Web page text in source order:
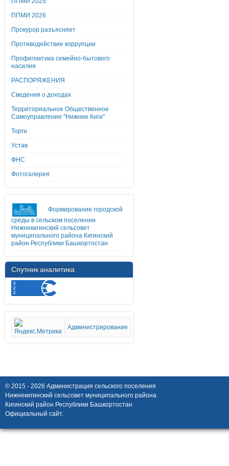
ППМИ 2026
Прокурор разъясняет
Противодействие коррупции
Профилактика семейно-бытового
насилия
РАСПОРЯЖЕНИЯ
Сведения о доходах
Территориальное Общественное
Самоуправление "Нижние Киги"
Торги
Устав
ФНС
Фотогалерея
Формирование городской
среды в сельском поселении
Нижнекигинский сельсовет
муниципального района Кигинский
район Республики Башкортостан
Спутник аналитика
Администрирование
© 2015 - 2026 Администрация сельского поселения
Нижнекигинский сельсовет муниципального района
Кигинский район Республики Башкортостан
Официальный сайт.